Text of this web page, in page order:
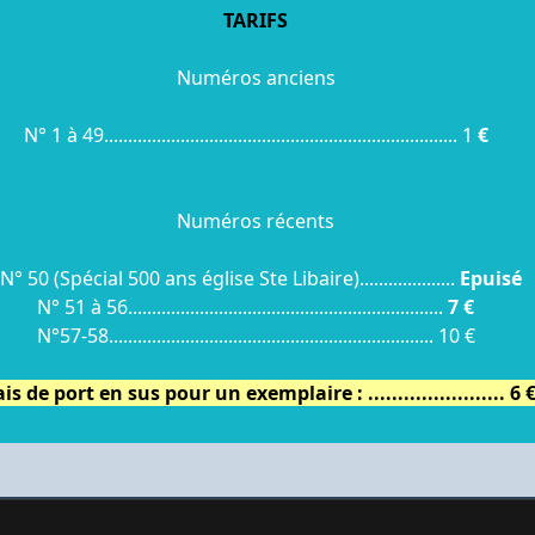
TARIFS
Numéros anciens
N° 1 à 49.......................................................................... 1 €
Numéros récents
N° 50 (Spécial 500 ans église Ste Libaire).................... Epuisé
N° 51 à 56.................................................................. 7 €
N°57-58.................................................................... 10 €
de port en sus pour un exemplaire : ....................... 6 €